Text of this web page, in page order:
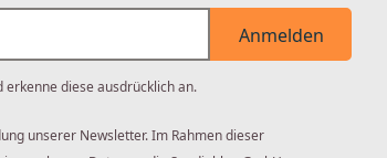
Anmelden
erkenne diese ausdrücklich an.
unserer Newsletter. Im Rahmen dieser